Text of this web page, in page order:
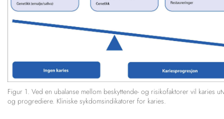
Figur 1. Ved en ubalanse mellom beskyttende- og risikofaktorer vil karies
og progrediere. Kliniske sykdomsindikatorer for karies.